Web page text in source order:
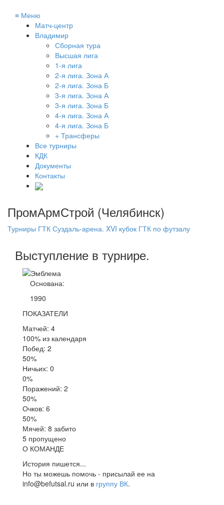
≡ Меню
Матч-центр
Владимир
Сборная тура
Высшая лига
1-я лига
2-я лига. Зона А
2-я лига. Зона Б
3-я лига. Зона А
3-я лига. Зона Б
4-я лига. Зона А
4-я лига. Зона Б
+ Трансферы
Все турниры
КДК
Документы
Контакты
ПромАрмСтрой (Челябинск)
Турниры ГТК Суздаль-арена. XVI кубок ГТК по футзалу
Выступление в турнире.
Основана:
1990
ПОКАЗАТЕЛИ
Матчей: 4
100% из календаря
Побед: 2
50%
Ничьих: 0
0%
Поражений: 2
50%
Очков: 6
50%
Мячей: 8 забито
5 пропущено
О КОМАНДЕ
История пишется...
Но ты можешь помочь - присылай ее на
info@befutsal.ru или в группу ВК.